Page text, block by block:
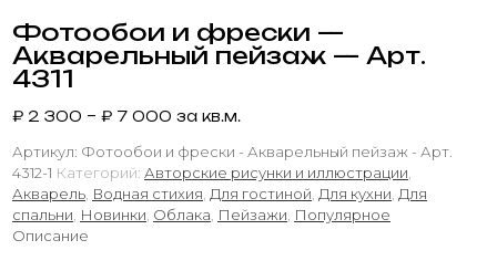
Фотообои и фрески —
Акварельный пейзаж — Арт.
4311
₽ 2 300 – ₽ 7 000 за кв.м.
Артикул: Фотообои и фрески - Акварельный пейзаж - Арт.
4312-1 Категорий: Авторские рисунки и иллюстрации,
Акварель, Водная стихия, Для гостиной, Для кухни, Для
спальни, Новинки, Облака, Пейзажи, Популярное
Описание